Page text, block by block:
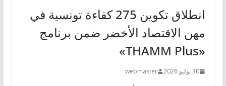
انطلاق تكوين 275 كفاءة تونسية في
مهن الاقتصاد الأخضر ضمن برنامج
«THAMM Plus»
30 يوليو 2026 webmaster